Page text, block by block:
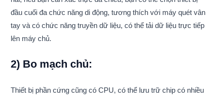
đầu cuối đa chức năng di động, tương thích với máy quét vân
tay và có chức năng truyền dữ liệu, có thể tải dữ liệu trực tiếp
lên máy chủ.
2) Bo mạch chủ:
Thiết bị phần cứng cũng có CPU, có thể lưu trữ chip có nhiều